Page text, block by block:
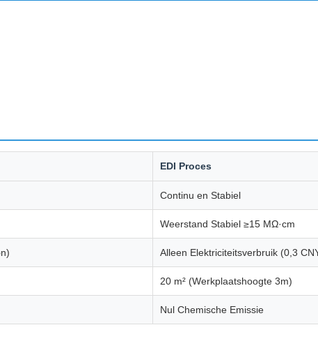
EDI Proces
Continu en Stabiel
Weerstand Stabiel ≥15 MΩ·cm
Alleen Elektriciteitsverbruik (0,3
20 m² (Werkplaatshoogte 3m)
Nul Chemische Emissie